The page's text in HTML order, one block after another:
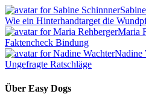
Wie ein Hinterhandtarget die
Maria
Faktencheck Bindung
Nadine
Ungefragte Ratschläge
Über Easy Dogs